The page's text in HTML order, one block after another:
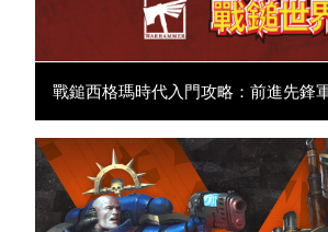
戰鎚西格瑪時代入門攻略：前進先鋒